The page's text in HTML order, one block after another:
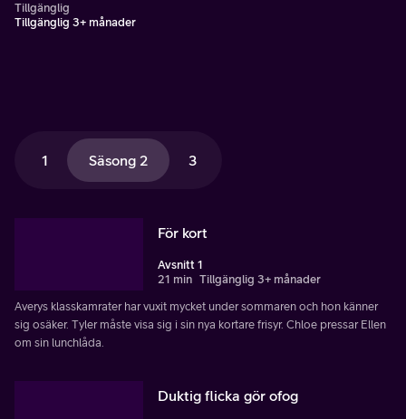
Tillgänglig
Tillgänglig 3+ månader
1 Säsong 2 3
För kort
Avsnitt 1
21 min Tillgänglig 3+ månader
Averys klasskamrater har vuxit mycket under sommaren och hon känner
sig osäker. Tyler måste visa sig i sin nya kortare frisyr. Chloe pressar Ellen
om sin lunchlåda.
Duktig flicka gör ofog